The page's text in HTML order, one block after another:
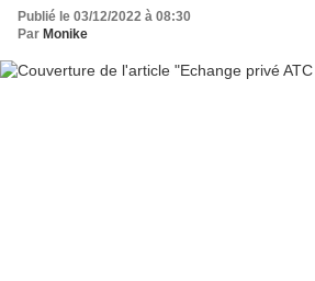
Publié le 03/12/2022 à 08:30
Par Monike